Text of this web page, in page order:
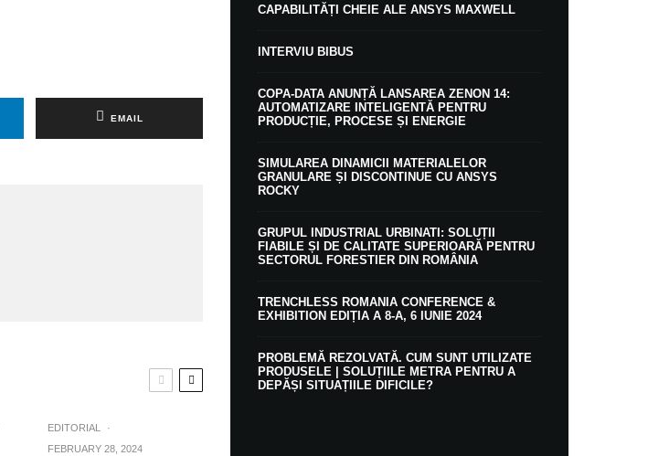
EMAIL
EDITORIAL
·
FEBRUARY 28, 2024
CAPABILITĂȚI CHEIE ALE ANSYS MAXWELL
INTERVIU BIBUS
COPA-DATA ANUNȚĂ LANSAREA ZENON 14:
AUTOMATIZARE INTELIGENTĂ PENTRU
PRODUCȚIE, PROCESE ȘI ENERGIE
SIMULAREA DINAMICII MATERIALELOR
GRANULARE ȘI DISCONTINUE CU ANSYS
ROCKY
GRUPUL INDUSTRIAL URBINATI: SOLUȚII
FIABILE ȘI DE CALITATE SUPERIOARĂ PENTRU
SECTORUL FORESTIER DIN ROMÂNIA
TRENCHLESS ROMANIA CONFERENCE &
EXHIBITION EDIȚIA A 8-A, 6 IUNIE 2024
PROBLEMĂ REZOLVATĂ. CUM SUNT UTILIZATE
PRODUSELE | SOLUȚIILE METRA PENTRU A
DEPĂȘI SITUAȚIILE DIFICILE?